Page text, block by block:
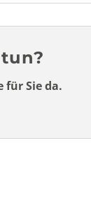
für Sie da.